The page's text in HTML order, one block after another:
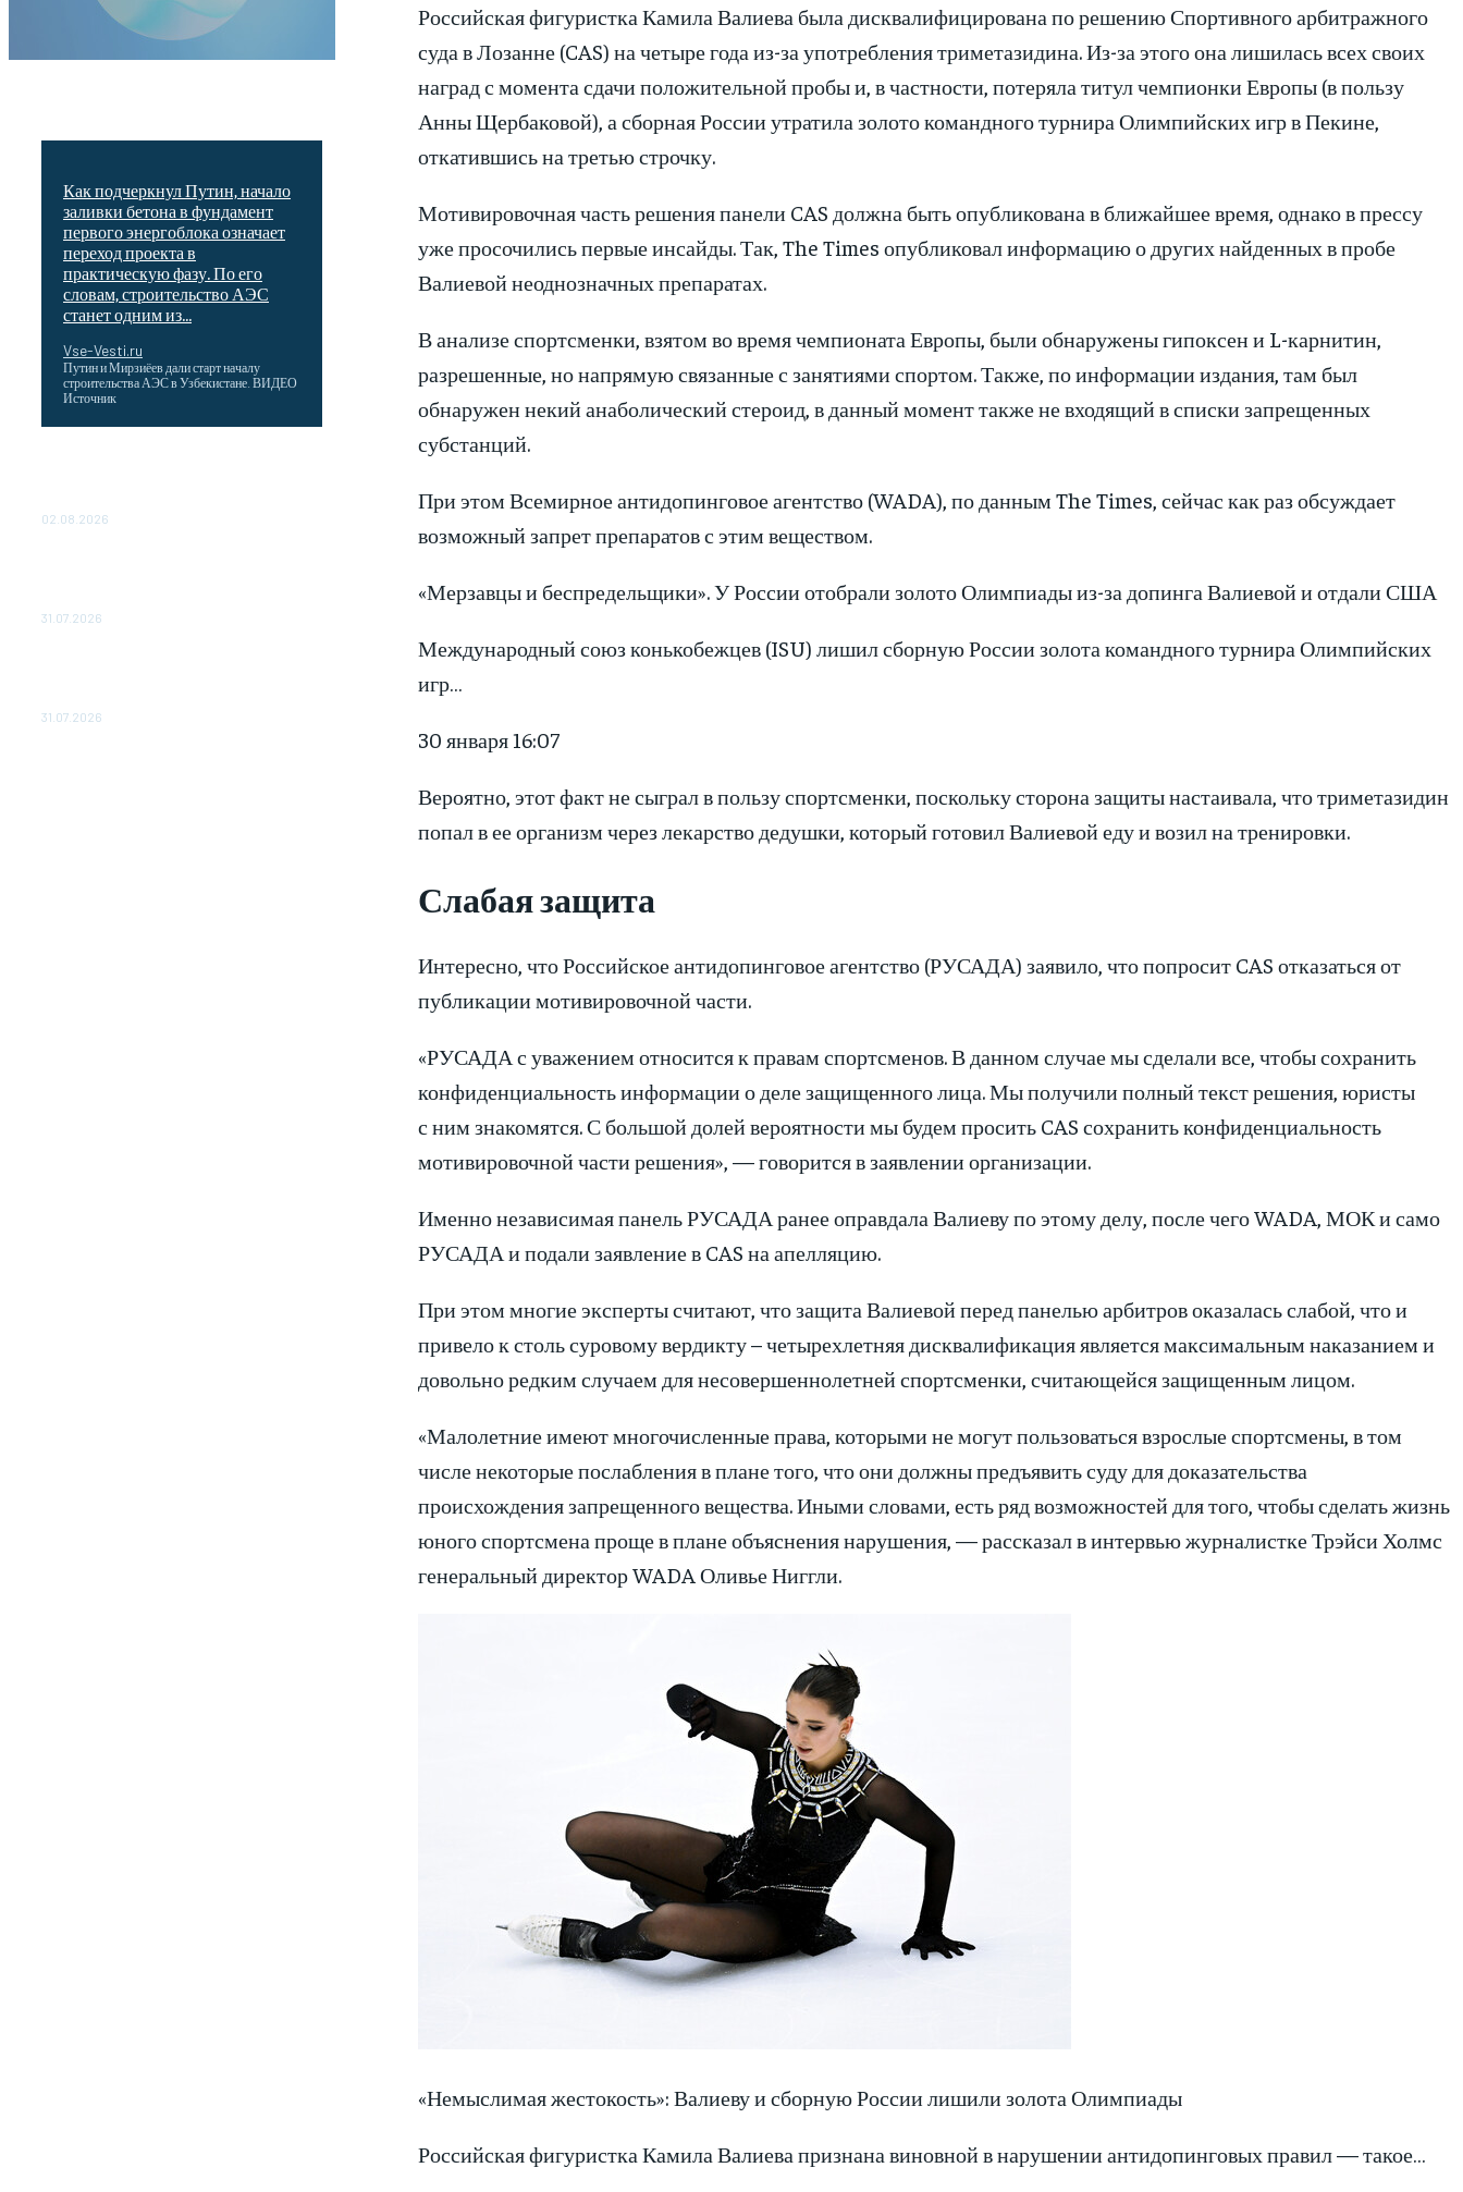
Как подчеркнул Путин, начало
заливки бетона в фундамент
первого энергоблока означает
переход проекта в
практическую фазу. По его
словам, строительство АЭС
станет одним из...
Vse-Vesti.ru
Путин и Мирзиёев дали старт началу
строительства АЭС в Узбекистане. ВИДЕО
Источник
02.08.2026
31.07.2026
31.07.2026
Российская фигуристка Камила Валиева была дисквалифицирована по решению Спортивного арбитражного
суда в Лозанне (CAS) на четыре года из-за употребления триметазидина. Из-за этого она лишилась всех своих
наград с момента сдачи положительной пробы и, в частности, потеряла титул чемпионки Европы (в пользу
Анны Щербаковой), а сборная России утратила золото командного турнира Олимпийских игр в Пекине,
откатившись на третью строчку.
Мотивировочная часть решения панели CAS должна быть опубликована в ближайшее время, однако в прессу
уже просочились первые инсайды. Так, The Times опубликовал информацию о других найденных в пробе
Валиевой неоднозначных препаратах.
В анализе спортсменки, взятом во время чемпионата Европы, были обнаружены гипоксен и L-карнитин,
разрешенные, но напрямую связанные с занятиями спортом. Также, по информации издания, там был
обнаружен некий анаболический стероид, в данный момент также не входящий в списки запрещенных
субстанций.
При этом Всемирное антидопинговое агентство (WADA), по данным The Times, сейчас как раз обсуждает
возможный запрет препаратов с этим веществом.
«Мерзавцы и беспредельщики». У России отобрали золото Олимпиады из-за допинга Валиевой и отдали США
Международный союз конькобежцев (ISU) лишил сборную России золота командного турнира Олимпийских
игр…
30 января 16:07
Вероятно, этот факт не сыграл в пользу спортсменки, поскольку сторона защиты настаивала, что триметазидин
попал в ее организм через лекарство дедушки, который готовил Валиевой еду и возил на тренировки.
Слабая защита
Интересно, что Российское антидопинговое агентство (РУСАДА) заявило, что попросит CAS отказаться от
публикации мотивировочной части.
«РУСАДА с уважением относится к правам спортсменов. В данном случае мы сделали все, чтобы сохранить
конфиденциальность информации о деле защищенного лица. Мы получили полный текст решения, юристы
с ним знакомятся. С большой долей вероятности мы будем просить CAS сохранить конфиденциальность
мотивировочной части решения», — говорится в заявлении организации.
Именно независимая панель РУСАДА ранее оправдала Валиеву по этому делу, после чего WADA, МОК и само
РУСАДА и подали заявление в CAS на апелляцию.
При этом многие эксперты считают, что защита Валиевой перед панелью арбитров оказалась слабой, что и
привело к столь суровому вердикту – четырехлетняя дисквалификация является максимальным наказанием и
довольно редким случаем для несовершеннолетней спортсменки, считающейся защищенным лицом.
«Малолетние имеют многочисленные права, которыми не могут пользоваться взрослые спортсмены, в том
числе некоторые послабления в плане того, что они должны предъявить суду для доказательства
происхождения запрещенного вещества. Иными словами, есть ряд возможностей для того, чтобы сделать жизнь
юного спортсмена проще в плане объяснения нарушения, — рассказал в интервью журналистке Трэйси Холмс
генеральный директор WADA Оливье Ниггли.
«Немыслимая жестокость»: Валиеву и сборную России лишили золота Олимпиады
Российская фигуристка Камила Валиева признана виновной в нарушении антидопинговых правил — такое…